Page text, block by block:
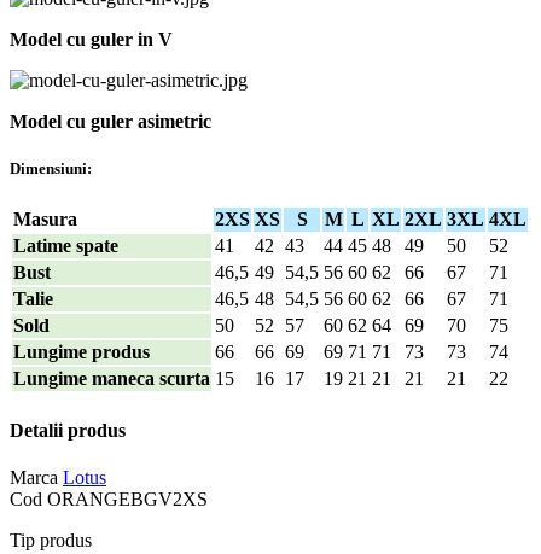
Model cu guler in V
Model cu guler asimetric
Dimensiuni:
Masura 2XS XS S M L XL 2XL 3XL 4XL
Latime spate
41 42 43 44 45 48 49 50
52
Bust
46,5 49 54,5 56 60 62 66 67
71
Talie
46,5 48 54,5 56 60 62 66 67
71
Sold
50 52 57 60 62 64 69 70
75
Lungime produs
66 66 69 69 71 71 73 73
74
Lungime maneca scurta 15 16 17 19 21 21 21 21 22
Detalii produs
Marca Lotus
Cod ORANGEBGV2XS
Tip produs